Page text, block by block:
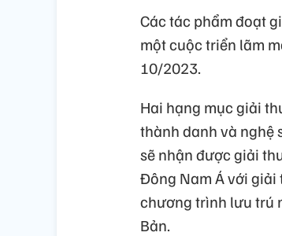
Các tác phẩm đoạt
một cuộc triển lãm
10/2023.
Hai hạng mục giải
thành danh và nghệ
sẽ nhận được giải
Đông Nam Á với
chương trình lưu trú
Bản.